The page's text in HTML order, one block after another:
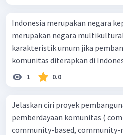
Indonesia merupakan negara
merupakan negara
karakteristik umum jika
komunitas diterapkan di
1 0.0
Jelaskan ciri proyek
pemberdayaan komunitas (
community-based, community-